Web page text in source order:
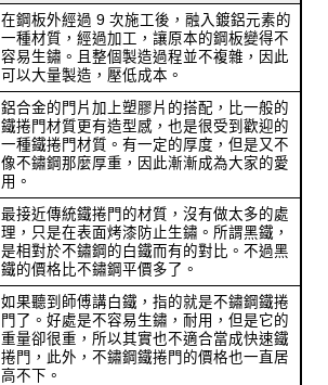
在鋼板外經過 9 次施工後，融入鍍鋁元素的
一種材質，經過加工，讓原本的鋼板變得不
容易生鏽。且整個製造過程並不複雜，因此
可以大量製造，壓低成本。
鋁合金的門片加上塑膠片的搭配，比一般的
鐵捲門材質更有造型感，也是很受到歡迎的
一種鐵捲門材質。有一定的厚度，但是又不
像不鏽鋼那麼厚重，因此漸漸成為大家的愛
用。
最接近傳統鐵捲門的材質，沒有做太多的處
理，只是在表面烤漆防止生鏽。所謂黑鐵，
是相對於不鏽鋼的白鐵而有的對比。不過黑
鐵的價格比不鏽鋼平價多了。
如果聽到師傅講白鐵，指的就是不鏽鋼鐵捲
門了。好處是不容易生鏽，耐用，但是它的
重量卻很重，所以其實也不適合當成快速鐵
捲門，此外，不鏽鋼鐵捲門的價格也一直居
高不下。